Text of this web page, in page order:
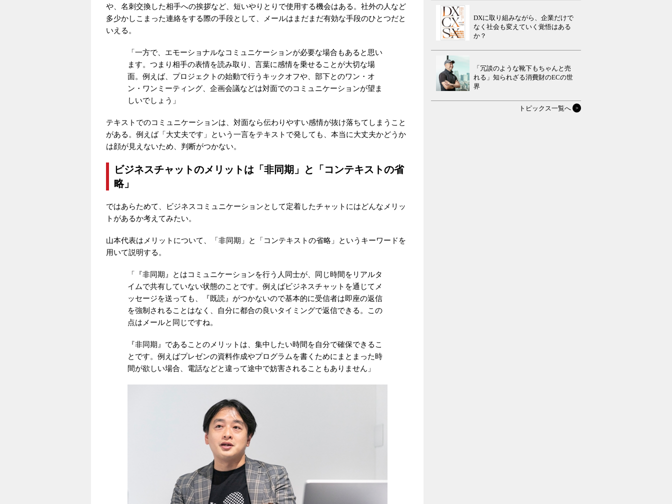
や、名刺交換した相手への挨拶など、短いやりとりで使用する機会はある。社外の人など
多少かしこまった連絡をする際の手段として、メールはまだまだ有効な手段のひとつだと
いえる。
「一方で、エモーショナルなコミュニケーションが必要な場合もあると思い
ます。つまり相手の表情を読み取り、言葉に感情を乗せることが大切な場
面。例えば、プロジェクトの始動で行うキックオフや、部下とのワン・オ
ン・ワンミーティング、企画会議などは対面でのコミュニケーションが望ま
しいでしょう」
テキストでのコミュニケーションは、対面なら伝わりやすい感情が抜け落ちてしまうこと
がある。例えば「大丈夫です」という一言をテキストで発しても、本当に大丈夫かどうか
は顔が見えないため、判断がつかない。
ビジネスチャットのメリットは「非同期」と「コンテキストの省
略」
ではあらためて、ビジネスコミュニケーションとして定着したチャットにはどんなメリッ
トがあるか考えてみたい。
山本代表はメリットについて、「非同期」と「コンテキストの省略」というキーワードを
用いて説明する。
「『非同期』とはコミュニケーションを行う人同士が、同じ時間をリアルタ
イムで共有していない状態のことです。例えばビジネスチャットを通じてメ
ッセージを送っても、『既読』がつかないので基本的に受信者は即座の返信
を強制されることはなく、自分に都合の良いタイミングで返信できる。この
点はメールと同じですね。
『非同期』であることのメリットは、集中したい時間を自分で確保できるこ
とです。例えばプレゼンの資料作成やプログラムを書くためにまとまった時
間が欲しい場合、電話などと違って途中で妨害されることもありません」
DXに取り組みながら、企業だけで
なく社会も変えていく覚悟はある
か？
「冗談のような靴下もちゃんと売
れる」知られざる消費財のECの世
界
トピックス一覧へ